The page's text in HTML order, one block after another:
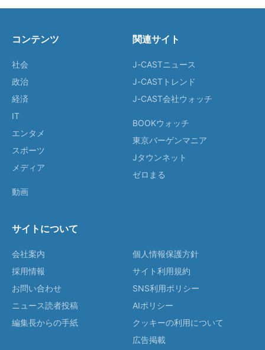
コンテンツ
社会
政治
経済
IT
エンタメ
スポーツ
メディア
動画
関連サイト
J-CASTニュース
J-CASTトレンド
J-CAST会社ウォッチ
BOOKウォッチ
東京バーゲンマニア
Jタウンネット
ゼロまる
サイトについて
会社案内
採用情報
お問い合わせ
ニュース読者投稿
編集長からの手紙
個人情報保護方針
サイト利用規約
SNS利用ポリシー
AIポリシー
クッキーの利用について
広告掲載